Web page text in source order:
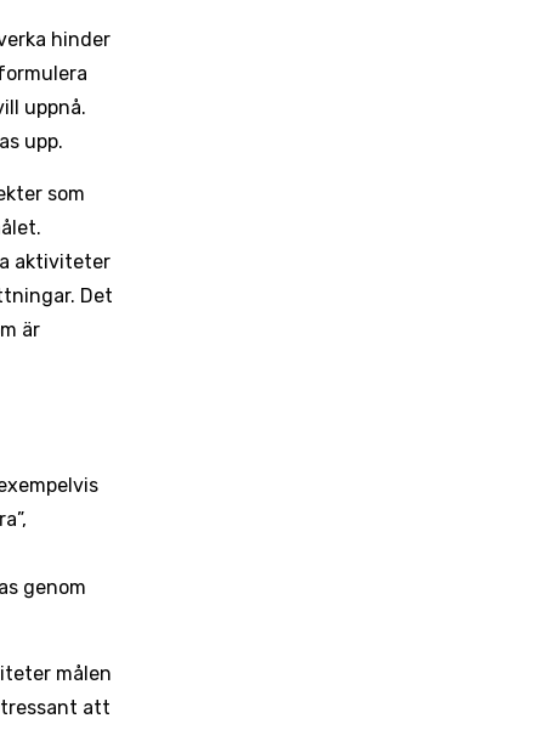
hinder
uppnå.
upp.
som
aktiviteter
Det
är
genom
målen
att